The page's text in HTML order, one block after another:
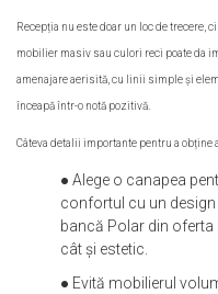
Recepția nu este doar un loc de trecere,
mobilier masiv sau culori reci poate da
amenajare aerisită, cu linii simple și
înceapă într-o notă pozitivă.
Câteva detalii importante pentru a obține
● Alege o canapea
confortul cu un design
bancă Polar din oferta
cât și estetic.
● Evită mobilierul